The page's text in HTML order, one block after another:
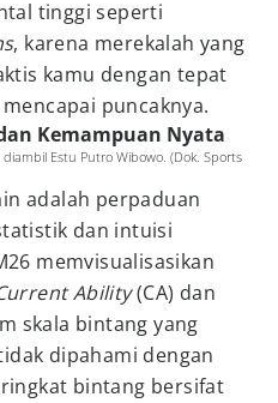
tinggi seperti
, karena merekalah yang
kamu dengan tepat
puncaknya.
Kemampuan Nyata
Estu Putro Wibowo. (Dok. Sports
adalah perpaduan
dan intuisi
memvisualisasikan
Ability(CA) dan
skala bintang yang
dipahami dengan
bintang bersifat